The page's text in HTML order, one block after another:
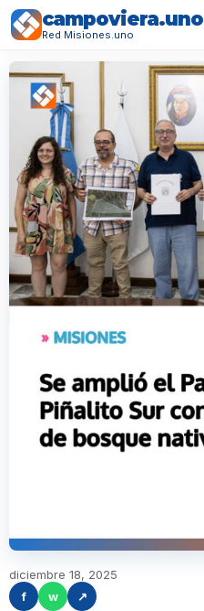
campoviera.uno
Red Misiones.uno
diciembre 18, 2025
f
w ↗